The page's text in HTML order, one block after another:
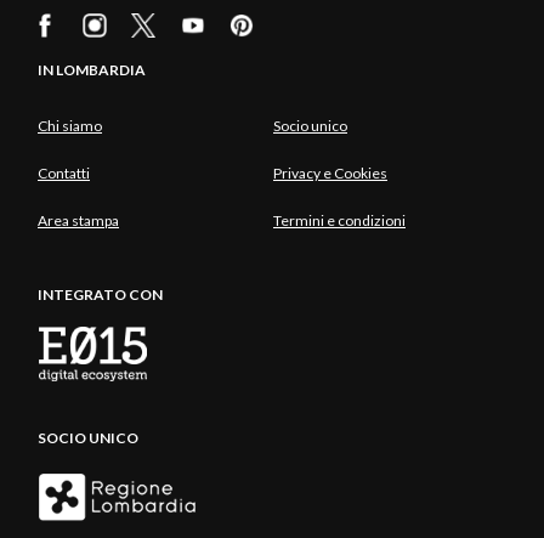
IN LOMBARDIA
Chi siamo Socio unico
Contatti Privacy e Cookies
Area stampa Termini e condizioni
INTEGRATO CON
SOCIO UNICO